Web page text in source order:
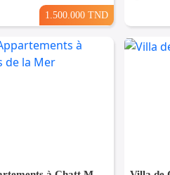
1.500.000 TND